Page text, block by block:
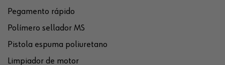
Pegamento rápido
Polímero sellador MS
Pistola espuma poliuretano
Limpiador de motor